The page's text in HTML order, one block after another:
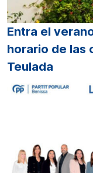
Entra el
horario de las
Teulada